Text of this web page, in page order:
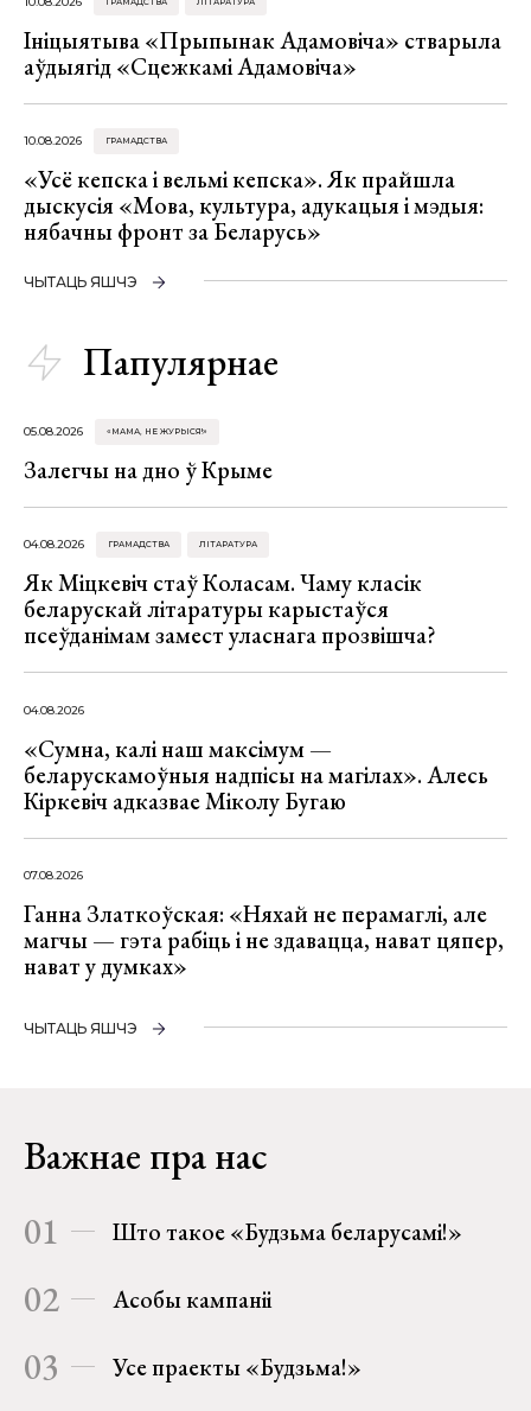
Ініцыятыва «Прыпынак Адамовіча» стварыла
аўдыягід «Сцежкамі Адамовіча»
10.08.2026 ГРАМАДСТВА
«Усё кепска і вельмі кепска». Як прайшла
дыскусія «Мова, культура, адукацыя і мэдыя:
нябачны фронт за Беларусь»
ЧЫТАЦЬ ЯШЧЭ
Папулярнае
05.08.2026 «МАМА, НЕ ЖУРЫСЯ!»
Залегчы на дно ў Крыме
04.08.2026 ГРАМАДСТВА ЛІТАРАТУРА
Як Міцкевіч стаў Коласам. Чаму класік
беларускай літаратуры карыстаўся
псеўданімам замест уласнага прозвішча?
04.08.2026
«Сумна, калі наш максімум —
беларускамоўныя надпісы на магілах». Алесь
Кіркевіч адказвае Міколу Бугаю
07.08.2026
Ганна Златкоўская: «Няхай не перамаглі, але
магчы — гэта рабіць і не здавацца, нават цяпер,
нават у думках»
ЧЫТАЦЬ ЯШЧЭ
Важнае пра нас
01 Што такое «Будзьма беларусамі!»
02 Асобы кампаніі
03 Усе праекты «Будзьма!»